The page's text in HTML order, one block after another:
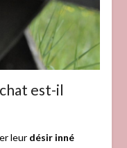
est-il
leur désir inné